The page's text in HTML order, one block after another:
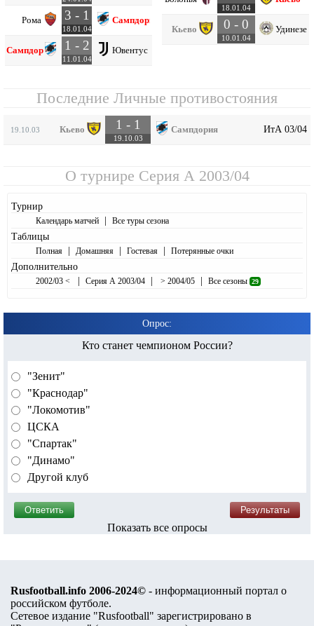
Рома 3 - 1
18.01.04
Сампдория
Сампдория 1 - 2
11.01.04
Ювентус
18.01.04
Кьево 0 - 0
10.01.04
Удинезе
Последние Личные противостояния
19.10.03 Кьево 1 - 1
19.10.03
Сампдория ИтА 03/04
О турнире Серия А 2003/04
Турнир
Календарь матчей | Все туры сезона
Таблицы
Полная | Домашняя | Гостевая | Потерянные очки
Дополнительно
2002/03 < | Серия А 2003/04 | > 2004/05 | Все сезоны 29
Опрос:
Кто станет чемпионом России?
"Зенит"
"Краснодар"
"Локомотив"
ЦСКА
"Спартак"
"Динамо"
Другой клуб
Показать все опросы
Rusfootball.info 2006-2024© - информационный портал о
российском футболе.
Сетевое издание "Rusfootball" зарегистрировано в